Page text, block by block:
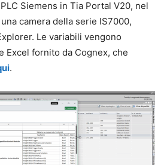
Siemens in Tia Portal V20, nel
camera della serie IS7000,
Le variabili vengono
Excel fornito da Cognex, che
.